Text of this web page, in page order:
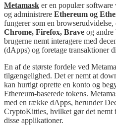
Metamask er en populær software
og administrere Ethereum og
fungerer som en
Chrome, Firefox, Brave og andre
brugerne nemt interagere med
(dApps) og foretage transaktioner
En af de største fordele ved
tilgængelighed. Det er nemt at
kan hurtigt oprette en konto og
Ethereum-baserede tokens.
med en række dApps, herunder
CryptoKitties, hvilket gør det nemt
disse applikationer.